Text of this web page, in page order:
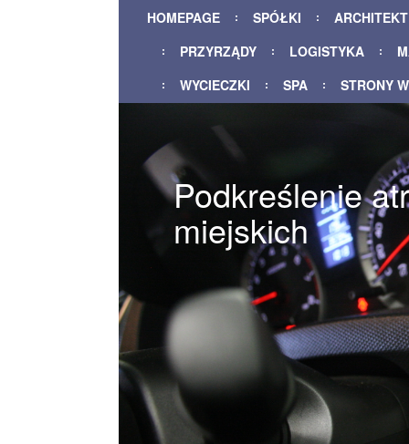
HOMEPAGE SPÓŁKI
PRZYRZĄDY
LOGISTYKA
WYCIECZKI
SPA STRONY
Podkreślenie
miejskich